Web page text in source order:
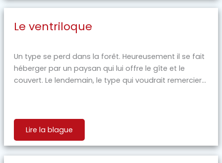
Le ventriloque
Un type se perd dans la forêt. Heureusement il se fait
héberger par un paysan qui lui offre le gîte et le
couvert. Le lendemain, le type qui voudrait remercier...
Lire la blague